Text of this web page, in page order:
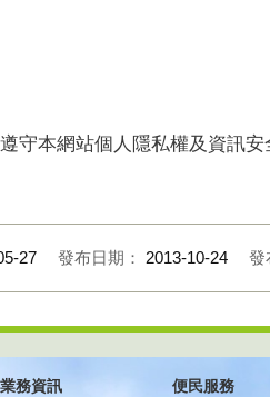
守本網站個人隱私權及資訊
27 發布日期： 2013-10-24 發
業務資訊 便民服務